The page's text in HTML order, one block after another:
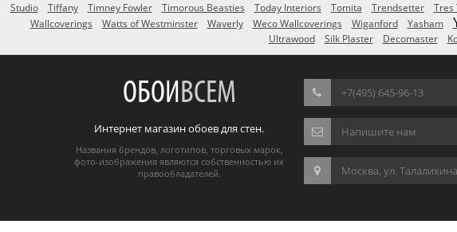
Studio
Tiffany Timney Fowler Timorous Beasties Today Interiors Tomita Trendsetter Tres
Wallcoverings
Watts of Westminster Waverly Weco Wallcoverings Wiganford Yasham
Ultrawood
Silk Plaster Decomaster
ОБОИВСЕМ
Интернет магазин обоев для стен.
Названия брендов, логотипов, торговых марок,
фото-изображения являются собственностью их
правообладателей.
+7(495) 645-96-13
Напишите нам
Москва, ул.